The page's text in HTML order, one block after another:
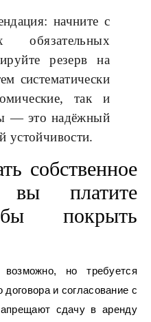
начните с
обязательных
резерв на
систематически
так и
— это надёжный
устойчивости.
собственное
платите
покрыть
но требуется
договора и согласование с
сдачу в аренду